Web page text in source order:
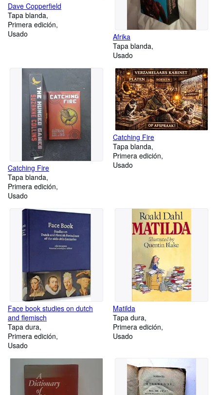
Dave Copperfield
Tapa blanda
Primera edición
Usado
Afrika
Tapa blanda
Usado
Catching Fire
Tapa blanda
Primera edición
Usado
Catching Fire
Tapa blanda
Primera edición
Usado
Face book studies on dutch
and flemisch
Tapa dura
Primera edición
Usado
Matilda
Tapa dura
Primera edición
Usado